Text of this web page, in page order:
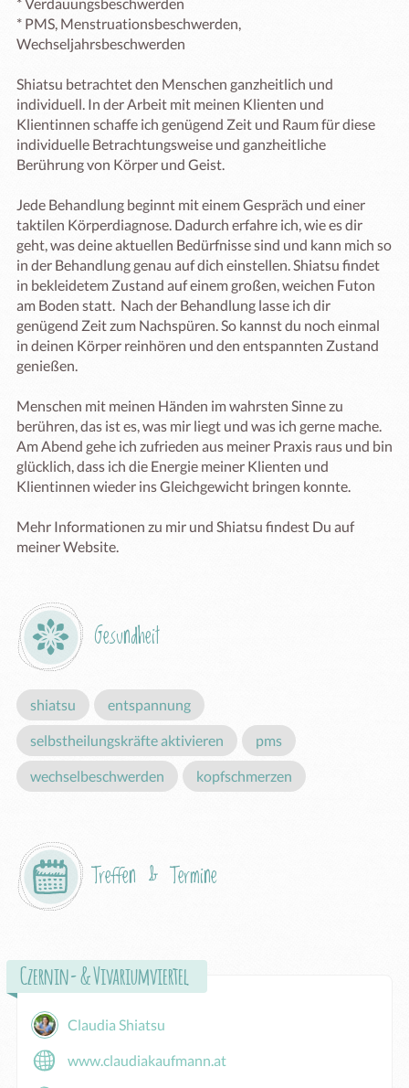
* PMS, Menstruationsbeschwerden,
Wechseljahrsbeschwerden
Shiatsu betrachtet den Menschen ganzheitlich und
individuell. In der Arbeit mit meinen Klienten und
Klientinnen schaffe ich genügend Zeit und Raum für diese
individuelle Betrachtungsweise und ganzheitliche
Berührung von Körper und Geist.
Jede Behandlung beginnt mit einem Gespräch und einer
taktilen Körperdiagnose. Dadurch erfahre ich, wie es dir
geht, was deine aktuellen Bedürfnisse sind und kann mich so
in der Behandlung genau auf dich einstellen. Shiatsu findet
in bekleidetem Zustand auf einem großen, weichen Futon
am Boden statt.  Nach der Behandlung lasse ich dir
genügend Zeit zum Nachspüren. So kannst du noch einmal
in deinen Körper reinhören und den entspannten Zustand
genießen.
Menschen mit meinen Händen im wahrsten Sinne zu
berühren, das ist es, was mir liegt und was ich gerne mache.
Am Abend gehe ich zufrieden aus meiner Praxis raus und bin
glücklich, dass ich die Energie meiner Klienten und
Klientinnen wieder ins Gleichgewicht bringen konnte.
Mehr Informationen zu mir und Shiatsu findest Du auf
meiner Website.
Gesundheit
shiatsu entspannung
selbstheilungskräfte aktivieren pms
wechselbeschwerden kopfschmerzen
Treffen & Termine
Czernin- & Vivariumviertel
Claudia Shiatsu
www.claudiakaufmann.at